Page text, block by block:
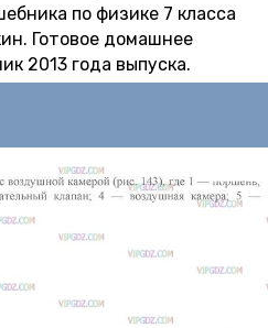
по физике 7 класса
Готовое домашнее
2013 года выпуска.